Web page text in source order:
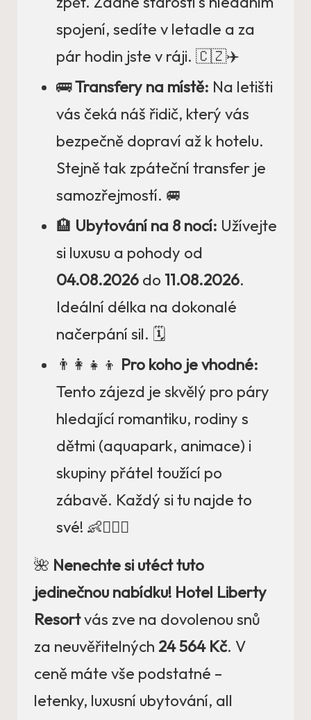
spojení, sedíte v letadle a za
pár hodin jste v ráji. 🇨🇿✈️
🚌Transfery na místě: Na letišti
vás čeká náš řidič, který vás
bezpečně dopraví až k hotelu.
Stejně tak zpáteční transfer je
samozřejmostí. 🚐
🏨 Ubytování na 8 nocí: Užívejte
si luxusu a pohody od
04.08.2026 do 11.08.2026.
Ideální délka na dokonalé
načerpání sil. 🗓️
👨‍👩‍👧‍👦 Pro koho je vhodné:
Tento zájezd je skvělý pro páry
hledající romantiku, rodiny s
dětmi (aquapark, animace) i
skupiny přátel toužící po
zábavě. Každý si tu najde to
své! 👶👩‍❤️‍👨
🌺 Nenechte si utéct tuto
jedinečnou nabídku! Hotel Liberty
Resortvás zve na dovolenou snů
za neuvěřitelných 24 564 Kč. V
ceně máte vše podstatné –
letenky, luxusní ubytování, all